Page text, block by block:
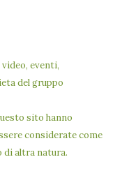
eventi,
del gruppo
sito hanno
considerate come
di altra natura.